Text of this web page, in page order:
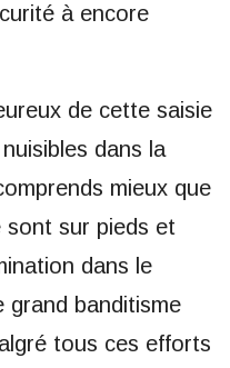
à encore
de cette saisie
dans la
mieux que
sont sur pieds et
dans le
grand banditisme
tous ces efforts